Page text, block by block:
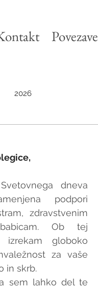
Povezave
2026
dneva
podpori
zdravstvenim
Ob tej
izrekam globoko
za vaše
in skrb.
sem lahko del te